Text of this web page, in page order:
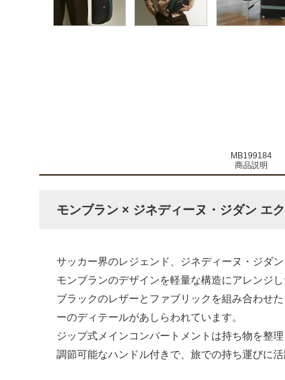
MB199184
商品説明
モンブラン × ジネディーヌ・ジダン エ
サッカー界のレジェンド、ジネディーヌ・ジダ
モンブランのデザインを軽量な構造にアレンジ
ブラックのレザーとファブリックを組み合わせ
ーのディテールがあしらわれています。
ジップ式メインコンパートメントは持ち物を整
調節可能なハンドル付きで、旅での持ち運びに活